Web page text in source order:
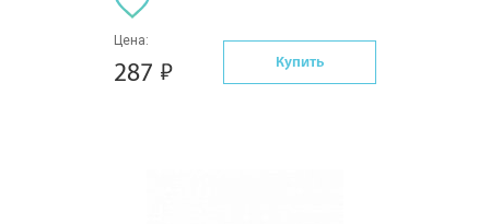
Цена:
287 Купить